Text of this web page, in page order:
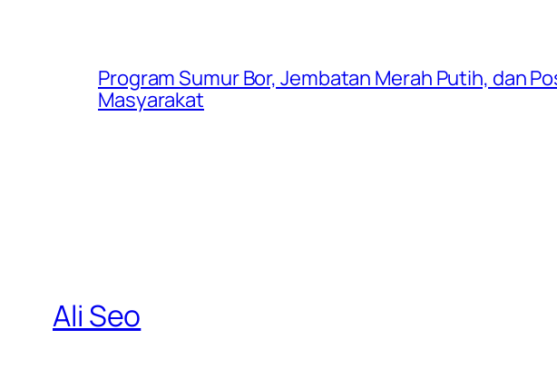
Program Sumur Bor, Jembatan Merah Putih, dan
Masyarakat
Ali Seo